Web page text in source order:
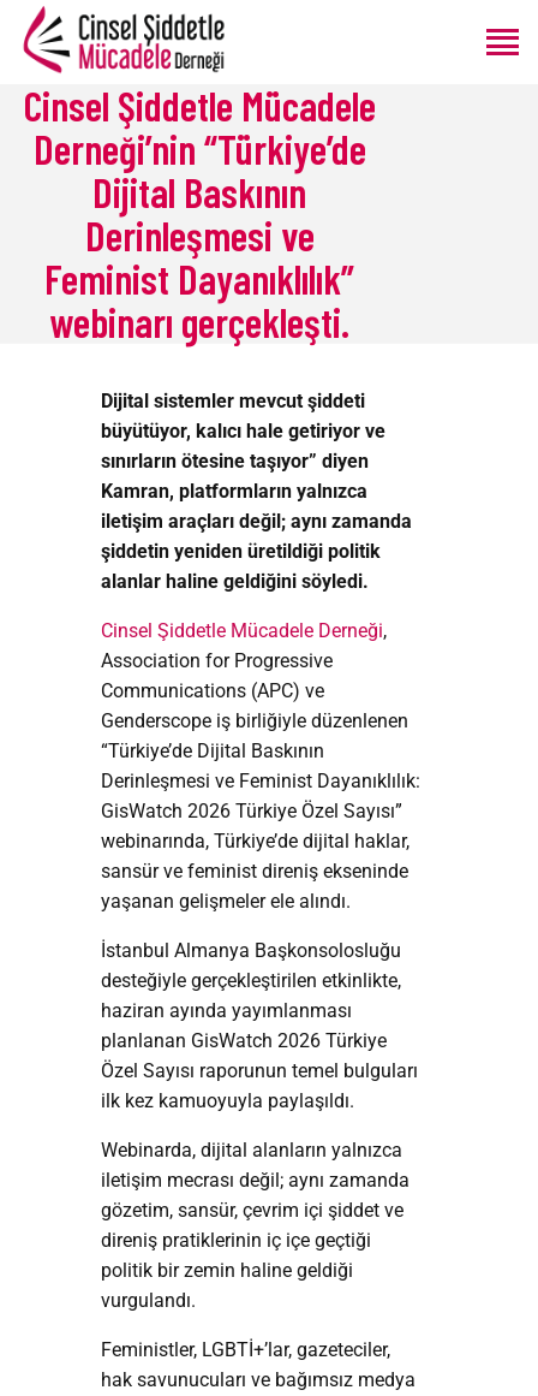
Cinsel Şiddetle Mücadele
Derneği’nin “Türkiye’de
Dijital Baskının
Derinleşmesi ve
Feminist Dayanıklılık”
webinarı gerçekleşti.
ANASAYFA
HAKKIMIZDA
PROGRAMLAR
ÜRETIMLER
BLOG
BAĞIŞ
Dijital sistemler mevcut şiddeti
büyütüyor, kalıcı hale getiriyor ve
sınırların ötesine taşıyor” diyen
Kamran, platformların yalnızca
iletişim araçları değil; aynı zamanda
şiddetin yeniden üretildiği politik
alanlar haline geldiğini söyledi.
Cinsel Şiddetle Mücadele Derneği,
Association for Progressive
Communications (APC) ve
Genderscope iş birliğiyle düzenlenen
“Türkiye’de Dijital Baskının
Derinleşmesi ve Feminist Dayanıklılık:
GisWatch 2026 Türkiye Özel Sayısı”
webinarında, Türkiye’de dijital haklar,
sansür ve feminist direniş ekseninde
yaşanan gelişmeler ele alındı.
İstanbul Almanya Başkonsolosluğu
desteğiyle gerçekleştirilen etkinlikte,
haziran ayında yayımlanması
planlanan GisWatch 2026 Türkiye
Özel Sayısı raporunun temel bulguları
ilk kez kamuoyuyla paylaşıldı.
Webinarda, dijital alanların yalnızca
iletişim mecrası değil; aynı zamanda
gözetim, sansür, çevrim içi şiddet ve
direniş pratiklerinin iç içe geçtiği
politik bir zemin haline geldiği
vurgulandı.
Feministler, LGBTİ+’lar, gazeteciler,
hak savunucuları ve bağımsız medya